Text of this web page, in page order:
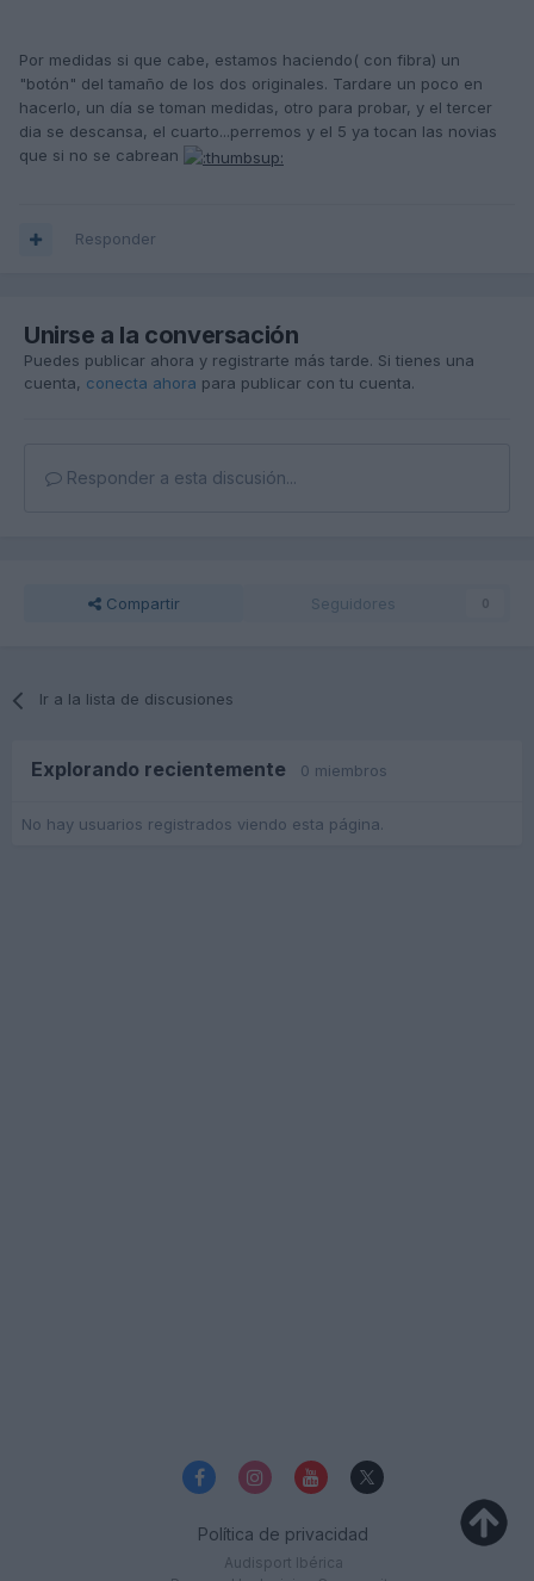
Por medidas si que cabe, estamos haciendo( con fibra) un
"botón" del tamaño de los dos originales. Tardare un poco en
hacerlo, un día se toman medidas, otro para probar, y el tercer
dia se descansa, el cuarto...perremos y el 5 ya tocan las novias
que si no se cabrean
Responder
Unirse a la conversación
Puedes publicar ahora y registrarte más tarde. Si tienes una
cuenta, conecta ahora para publicar con tu cuenta.
Responder a esta discusión...
Compartir Seguidores 0
Ir a la lista de discusiones
Explorando recientemente 0 miembros
No hay usuarios registrados viendo esta página.
Política de privacidad
Audisport Ibérica